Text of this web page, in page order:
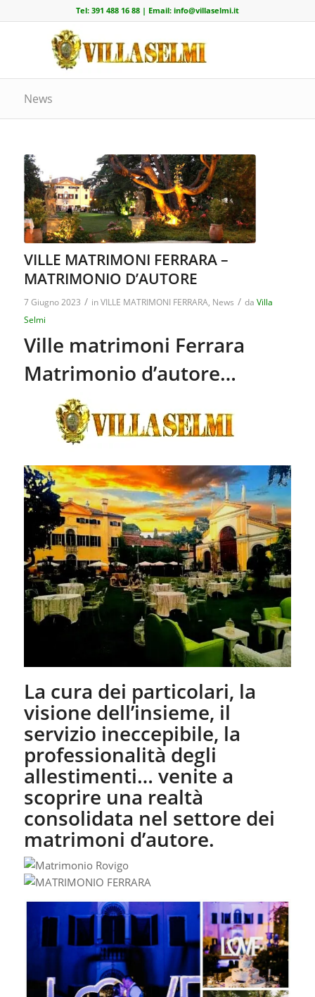
Tel: 391 488 16 88| Email: info@villaselmi.it
News
VILLE MATRIMONI FERRARA –
MATRIMONIO D’AUTORE
7 Giugno 2023 / inVILLE MATRIMONI FERRARA, News / da Villa
Selmi
Ville matrimoni Ferrara
Matrimonio d’autore…
La cura dei particolari, la
visione dell’insieme, il
servizio ineccepibile, la
professionalità degli
allestimenti… venite a
scoprire una realtà
consolidata nel settore dei
matrimoni d’autore.